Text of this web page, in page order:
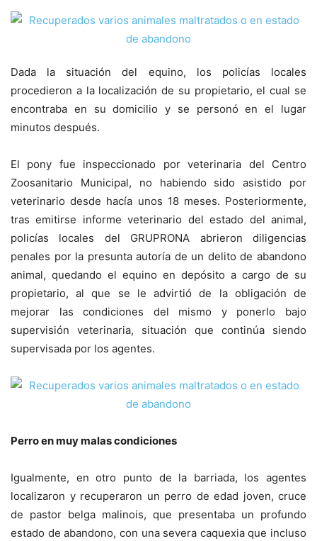
Dada la situación del equino, los policías locales
procedieron a la localización de su propietario, el cual se
encontraba en su domicilio y se personó en el lugar
minutos después.
El pony fue inspeccionado por veterinaria del Centro
Zoosanitario Municipal, no habiendo sido asistido por
veterinario desde hacía unos 18 meses. Posteriormente,
tras emitirse informe veterinario del estado del animal,
policías locales del GRUPRONA abrieron diligencias
penales por la presunta autoría de un delito de abandono
animal, quedando el equino en depósito a cargo de su
propietario, al que se le advirtió de la obligación de
mejorar las condiciones del mismo y ponerlo bajo
supervisión veterinaria, situación que continúa siendo
supervisada por los agentes.
Perro en muy malas condiciones
Igualmente, en otro punto de la barriada, los agentes
localizaron y recuperaron un perro de edad joven, cruce
de pastor belga malinois, que presentaba un profundo
estado de abandono, con una severa caquexia que incluso